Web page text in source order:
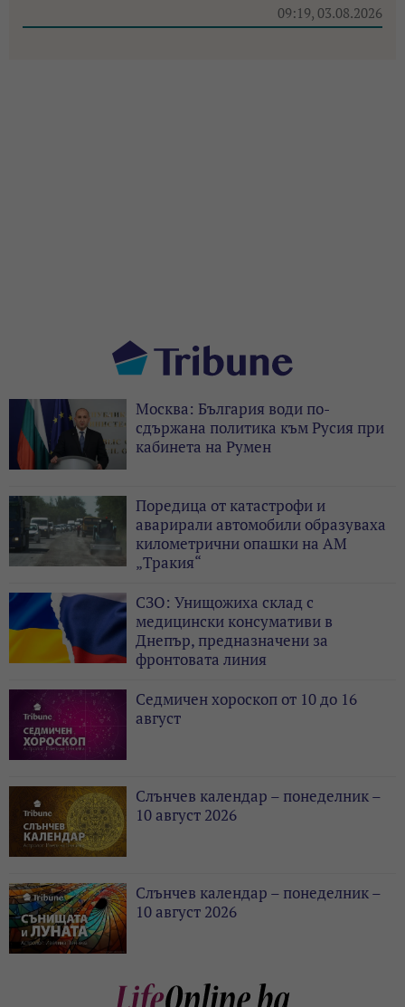
09:19, 03.08.2026
Москва: България води по-
сдържана политика към Русия при
кабинета на Румен
Поредица от катастрофи и
аварирали автомобили образуваха
километрични опашки на АМ
„Тракия“
СЗО: Унищожиха склад с
медицински консумативи в
Днепър, предназначени за
фронтовата линия
Седмичен хороскоп от 10 до 16
август
Слънчев календар – понеделник –
10 август 2026
Слънчев календар – понеделник –
10 август 2026